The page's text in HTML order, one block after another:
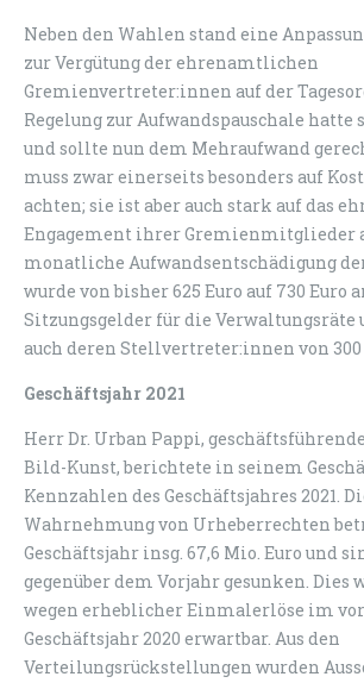
Neben den Wahlen stand eine
zur Vergütung der ehrenamtlichen
Gremienvertreter:innen auf der
Regelung zur Aufwandspauschale hatte
und sollte nun dem Mehraufwand
muss zwar einerseits besonders auf
achten; sie ist aber auch stark auf das
Engagement ihrer Gremienmitglieder
monatliche Aufwandsentschädigung
wurde von bisher 625 Euro auf 730 Euro
Sitzungsgelder für die Verwaltungsräte
auch deren Stellvertreter:innen von 300
Geschäftsjahr 2021
Herr Dr. Urban Pappi,
Bild-Kunst, berichtete in seinem
Kennzahlen des Geschäftsjahres 2021.
Wahrnehmung von Urheberrechten
Geschäftsjahr insg. 67,6 Mio. Euro und
gegenüber dem Vorjahr gesunken. Dies
wegen erheblicher Einmalerlöse im
Geschäftsjahr 2020 erwartbar. Aus den
Verteilungsrückstellungen wurden